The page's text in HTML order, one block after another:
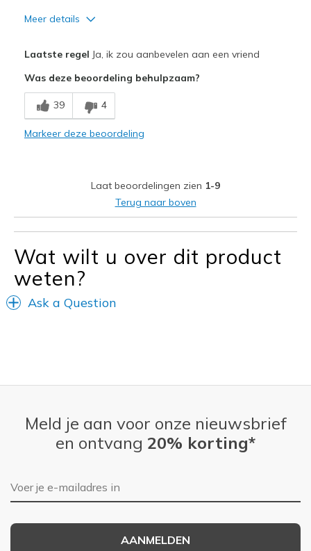
Meer details
Breathe Well
Comfortable
Travel
Width
Feels true to width
Sizing
Laatste regel Ja, ik zou aanbevelen aan een vriend
Was deze beoordeling behulpzaam?
39 4
Markeer deze beoordeling
Laat beoordelingen zien 1-9
Terug naar boven
Wat wilt u over dit product
weten?
Ask a Question
Meld je aan voor onze nieuwsbrief
en ontvang 20% korting*
E-mailadres
AANMELDEN